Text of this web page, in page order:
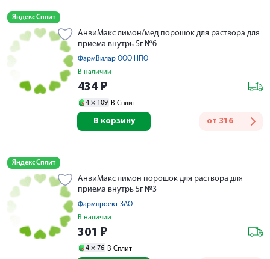
Яндекс Сплит
АнвиМакс лимон/мед порошок для раствора для
приема внутрь 5г №6
ФармВилар ООО НПО
В наличии
434 ₽
4 × 109 В Сплит
от 316
В корзину
Яндекс Сплит
АнвиМакс лимон порошок для раствора для
приема внутрь 5г №3
Фармпроект ЗАО
В наличии
301 ₽
4 × 76 В Сплит